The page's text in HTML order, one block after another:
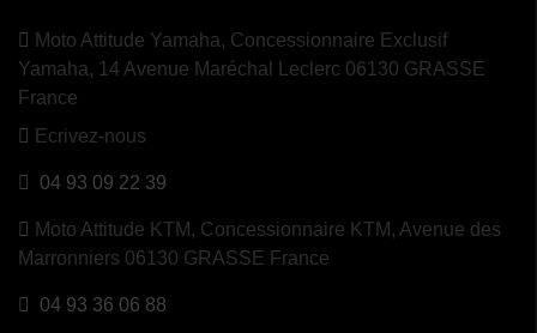
Moto Attitude Yamaha, Concessionnaire Exclusif
Yamaha, 14 Avenue Maréchal Leclerc 06130 GRASSE
France
Ecrivez-nous
04 93 09 22 39
Moto Attitude KTM, Concessionnaire KTM, Avenue des
Marronniers 06130 GRASSE France
04 93 36 06 88